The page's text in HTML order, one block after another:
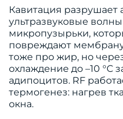
Кавитация разрушает
ультразвуковые
микропузырьки,
повреждают
тоже про жир, но
охлаждение до –10 °C
адипоцитов. RF
термогенез: нагрев
окна.